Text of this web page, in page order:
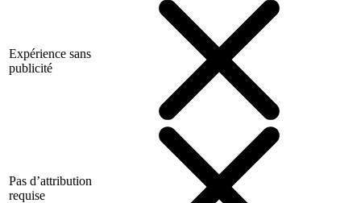
Expérience sans
publicité
Pas d’attribution
requise